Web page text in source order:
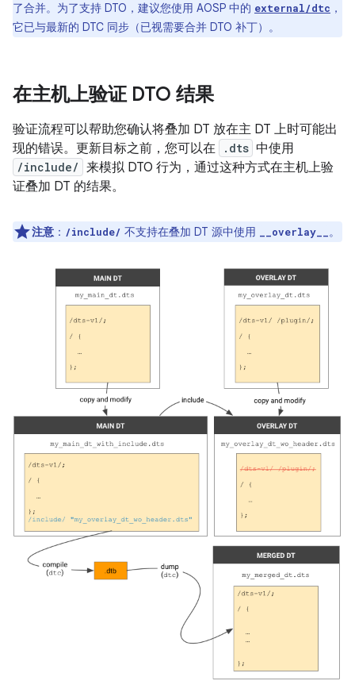
了合并。为了支持 DTO，建议您使用 AOSP 中的 external/dtc ，
它已与最新的 DTC 同步（已视需要合并 DTO 补丁）。
在主机上验证 DTO 结果
验证流程可以帮助您确认将叠加 DT 放在主 DT 上时可能出
现的错误。更新目标之前，您可以在
.dts 中使用
/include/ 来模拟 DTO 行为，通过这种方式在主机上验
证叠加 DT 的结果。
注意 ： /include/ 不支持在叠加 DT 源中使用 __overlay__ 。